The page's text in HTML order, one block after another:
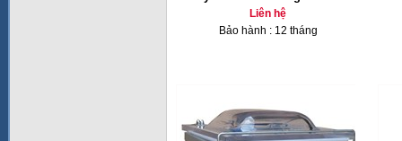
Liên hệ
Bảo hành : 12 tháng